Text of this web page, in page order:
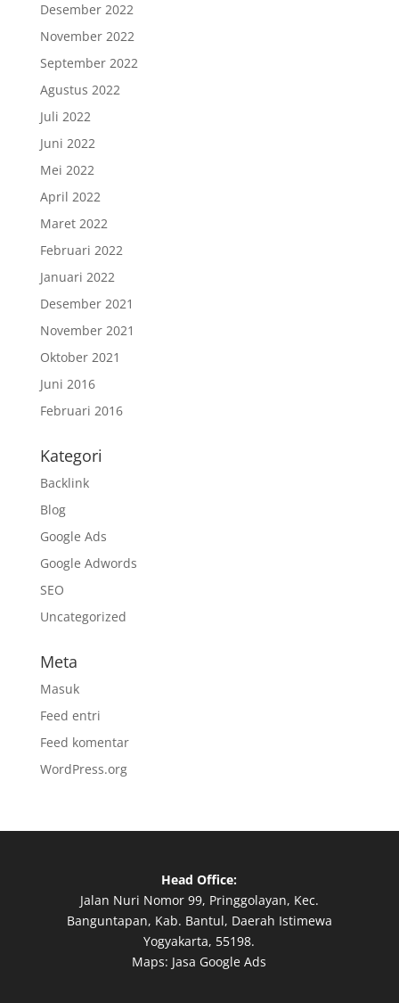
Desember 2022
November 2022
September 2022
Agustus 2022
Juli 2022
Juni 2022
Mei 2022
April 2022
Maret 2022
Februari 2022
Januari 2022
Desember 2021
November 2021
Oktober 2021
Juni 2016
Februari 2016
Kategori
Backlink
Blog
Google Ads
Google Adwords
SEO
Uncategorized
Meta
Masuk
Feed entri
Feed komentar
WordPress.org
Head Office:
Jalan Nuri Nomor 99, Pringgolayan, Kec.
Banguntapan, Kab. Bantul, Daerah Istimewa
Yogyakarta, 55198.
Maps: Jasa Google Ads